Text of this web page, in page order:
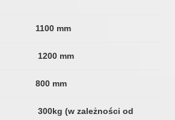
1100 mm
1200 mm
800 mm
300kg (w zależności od